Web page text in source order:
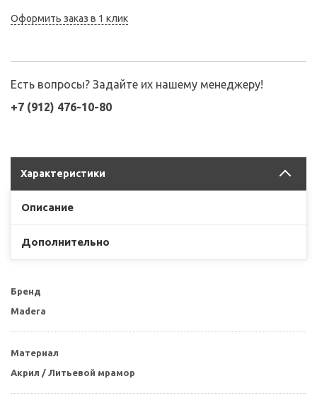
Оформить заказ в 1 клик
Есть вопросы? Задайте их нашему менеджеру!
+7 (912) 476-10-80
Характеристики
Описание
Дополнительно
Бренд
Madera
Материал
Акрил / Литьевой мрамор